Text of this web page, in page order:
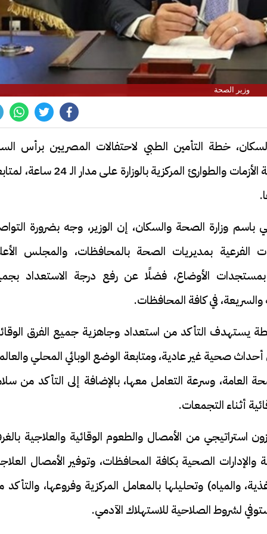
وزير الصحة
خطة التأمين الطبي لاحتفالات المصريين برأس
الميلادية، وعيد الميلاد المجيد، مؤكدا انعقاد غرفة الأزمات والطوارئ المركزية بالوزارة على
وزارة الصحة والسكان، إن الوزير، وجه بضرورة
الفرعية بمديريات الصحة بالمحافظات، والمجلس
بمستجدات الأوضاع، فضلًا عن رفع درجة الاستعداد
في كافة المحافظات.
يستهدف التأكد من استعداد وجاهزية جميع الفرق
صحية غير عادية، ومتابعة الوضع الوبائي المحلي
وسرعة التعامل معها، بالإضافة إلى التأكد من
أثناء التجمعات.
من الأمصال والطعوم الوقائية والعلاجية
الصحية بكافة المحافظات، وتوفير الأمصال
وتحليلها بالمعامل المركزية وفروعها، والتأكد
لشروط الصلاحية للاستهلاك الآدمي.